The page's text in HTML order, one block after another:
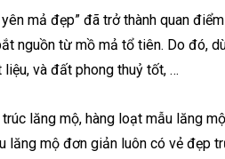
mả đẹp” đã trở thành quan
nguồn từ mồ mả tổ tiên. Do đó,
và đất phong thuỷ tốt, …
lăng mộ, hàng loạt mẫu lăng
lăng mộ đơn giản luôn có vẻ